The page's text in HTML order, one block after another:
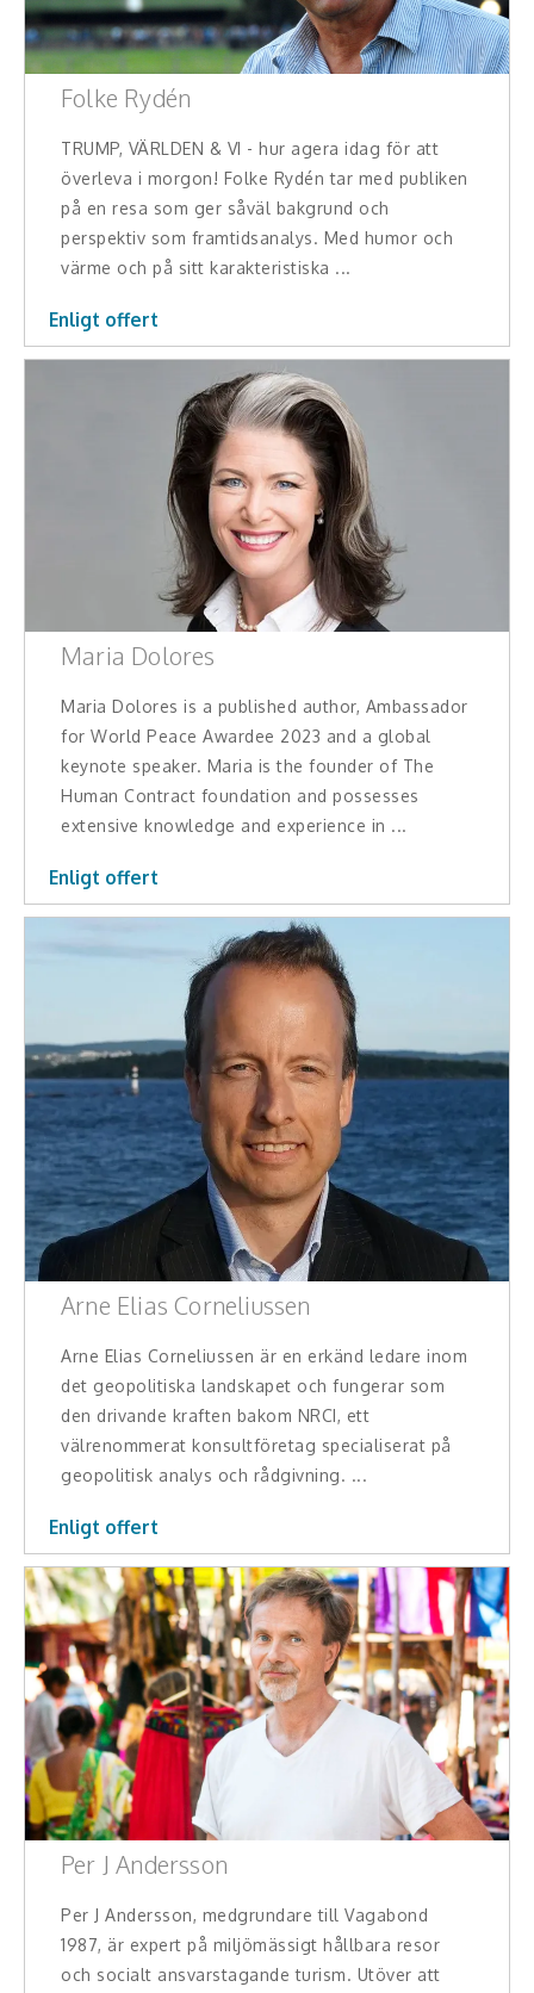
Folke Rydén
TRUMP, VÄRLDEN & VI - hur agera idag för att
överleva i morgon! Folke Rydén tar med publiken
på en resa som ger såväl bakgrund och
perspektiv som framtidsanalys. Med humor och
värme och på sitt karakteristiska ...
Enligt offert
Maria Dolores
Maria Dolores is a published author, Ambassador
for World Peace Awardee 2023 and a global
keynote speaker. Maria is the founder of The
Human Contract foundation and possesses
extensive knowledge and experience in ...
Enligt offert
Arne Elias Corneliussen
Arne Elias Corneliussen är en erkänd ledare inom
det geopolitiska landskapet och fungerar som
den drivande kraften bakom NRCI, ett
välrenommerat konsultföretag specialiserat på
geopolitisk analys och rådgivning. ...
Enligt offert
Per J Andersson
Per J Andersson, medgrundare till Vagabond
1987, är expert på miljömässigt hållbara resor
och socialt ansvarstagande turism. Utöver att